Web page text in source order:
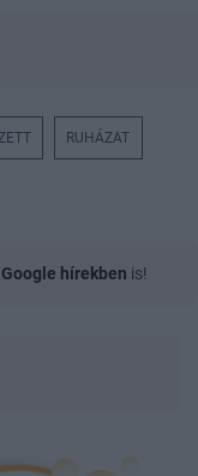
RUHÁZAT
Google hírekben is!